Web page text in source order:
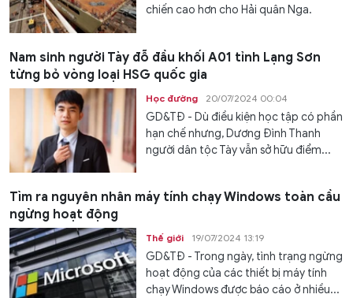
chiến cao hơn cho Hải quân Nga.
Nam sinh người Tày đỗ đầu khối A01 tỉnh Lạng Sơn
từng bỏ vòng loại HSG quốc gia
Học đường 20/07/2024 00:04
GD&TĐ - Dù điều kiện học tập có phần
hạn chế nhưng, Dương Đình Thanh
người dân tộc Tày vẫn sở hữu điểm...
Tìm ra nguyên nhân máy tính chạy Windows toàn cầu
ngừng hoạt động
Thế giới 19/07/2024 13:19
GD&TĐ - Trong ngày, tình trạng ngừng
hoạt động của các thiết bị máy tính
chạy Windows được báo cáo ở nhiều...